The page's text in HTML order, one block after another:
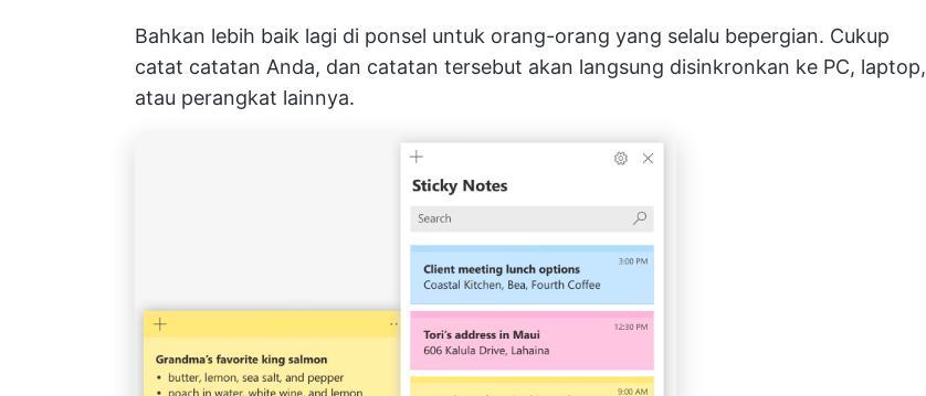
Bahkan lebih baik lagi di ponsel untuk orang-orang yang selalu bepergian. Cukup
catat catatan Anda, dan catatan tersebut akan langsung disinkronkan ke PC, laptop,
atau perangkat lainnya.